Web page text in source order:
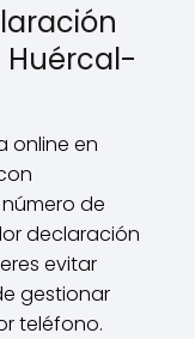
Huércal-
online en
de
declaración
evitar
gestionar
teléfono.